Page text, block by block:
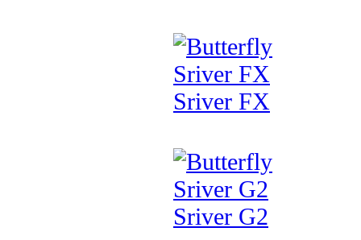
Sriver FX
Sriver G2